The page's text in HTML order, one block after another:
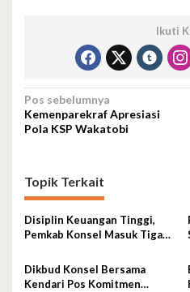
Ikuti
Navigasi
pos
Pos sebelumnya
Kemenparekraf Apresiasi
Pola KSP Wakatobi
Topik Terkait
Disiplin Keuangan Tinggi,
Pemkab Konsel Masuk Tiga
Penghargaan PT Taspen
Dikbud Konsel Bersama
Kendari Pos Komitmen